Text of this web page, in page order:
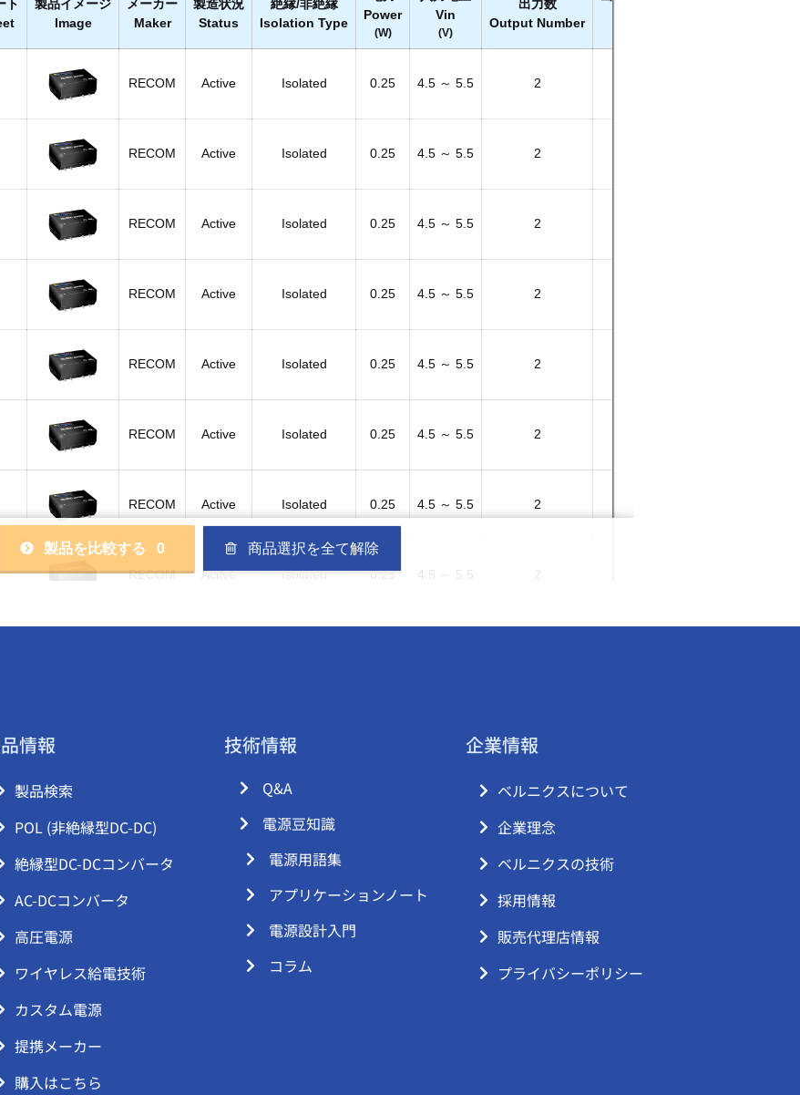
情報
製品検索
POL (非絶縁型DC-DC)
絶縁型DC-DCコンバータ
AC-DCコンバータ
高圧電源
ワイヤレス給電技術
カスタム電源
提携メーカー
購入はこちら
技術情報
Q&A
電源豆知識
電源用語集
アプリケーションノート
電源設計入門
コラム
企業情報
ベルニクスについて
企業理念
ベルニクスの技術
採用情報
販売代理店情報
プライバシーポリシー